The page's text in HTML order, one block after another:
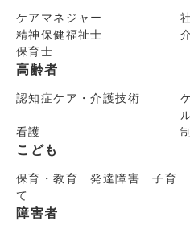
ケアマネジャー
精神保健福祉士
保育士
高齢者
認知症ケア・介護技術
看護
こども
保育・教育 発達障害 子育
て
障害者